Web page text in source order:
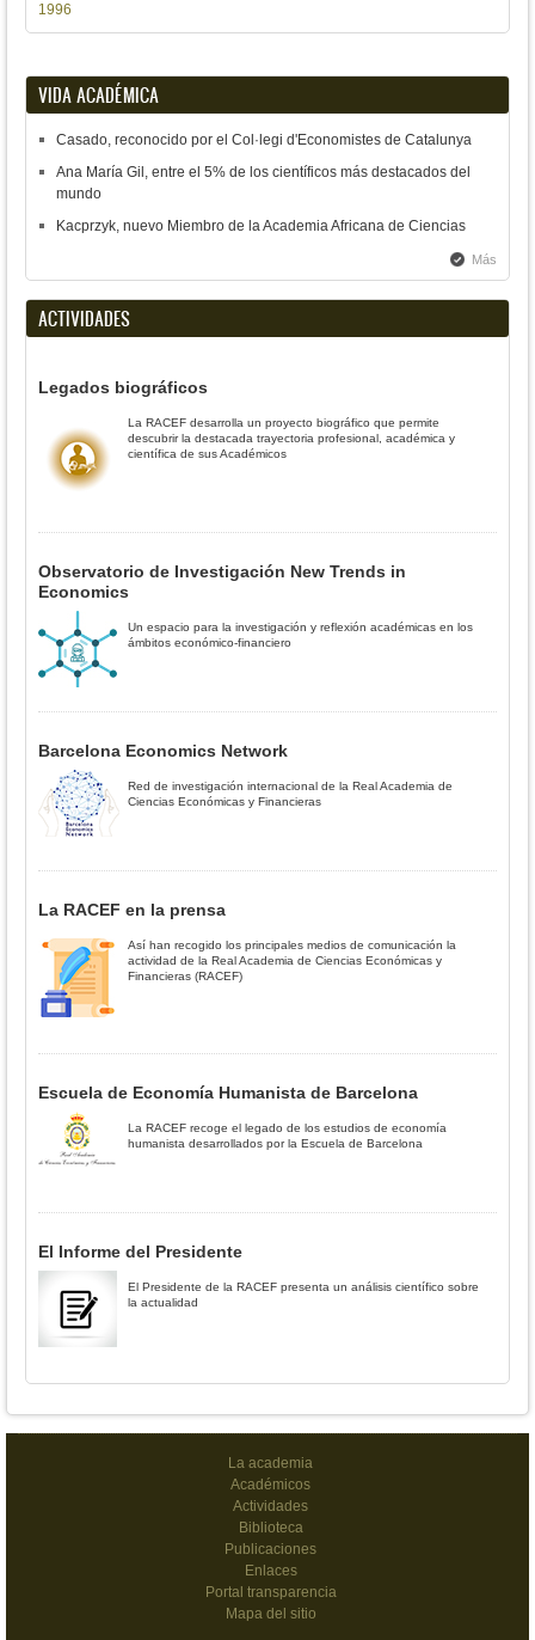
1996
VIDA ACADÉMICA
Casado, reconocido por el Col·legi d'Economistes de Catalunya
Ana María Gil, entre el 5% de los científicos más destacados del
mundo
Kacprzyk, nuevo Miembro de la Academia Africana de Ciencias
Más
ACTIVIDADES
Legados biográficos
La RACEF desarrolla un proyecto biográfico que permite
descubrir la destacada trayectoria profesional, académica y
científica de sus Académicos
Observatorio de Investigación New Trends in
Economics
Un espacio para la investigación y reflexión académicas en los
ámbitos económico-financiero
Barcelona Economics Network
Red de investigación internacional de la Real Academia de
Ciencias Económicas y Financieras
La RACEF en la prensa
Así han recogido los principales medios de comunicación la
actividad de la Real Academia de Ciencias Económicas y
Financieras (RACEF)
Escuela de Economía Humanista de Barcelona
La RACEF recoge el legado de los estudios de economía
humanista desarrollados por la Escuela de Barcelona
El Informe del Presidente
El Presidente de la RACEF presenta un análisis científico sobre
la actualidad
La academia
Académicos
Actividades
Biblioteca
Publicaciones
Enlaces
Portal transparencia
Mapa del sitio